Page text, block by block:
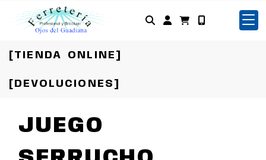
Identifícate
[TIENDA ONLINE]
[DEVOLUCIONES]
JUEGO